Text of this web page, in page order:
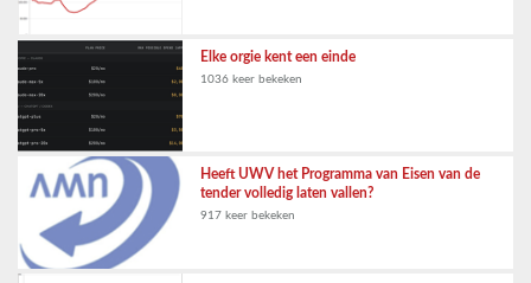
Elke orgie kent een einde
1036 keer bekeken
Heeft UWV het Programma van Eisen van de
tender volledig laten vallen?
917 keer bekeken